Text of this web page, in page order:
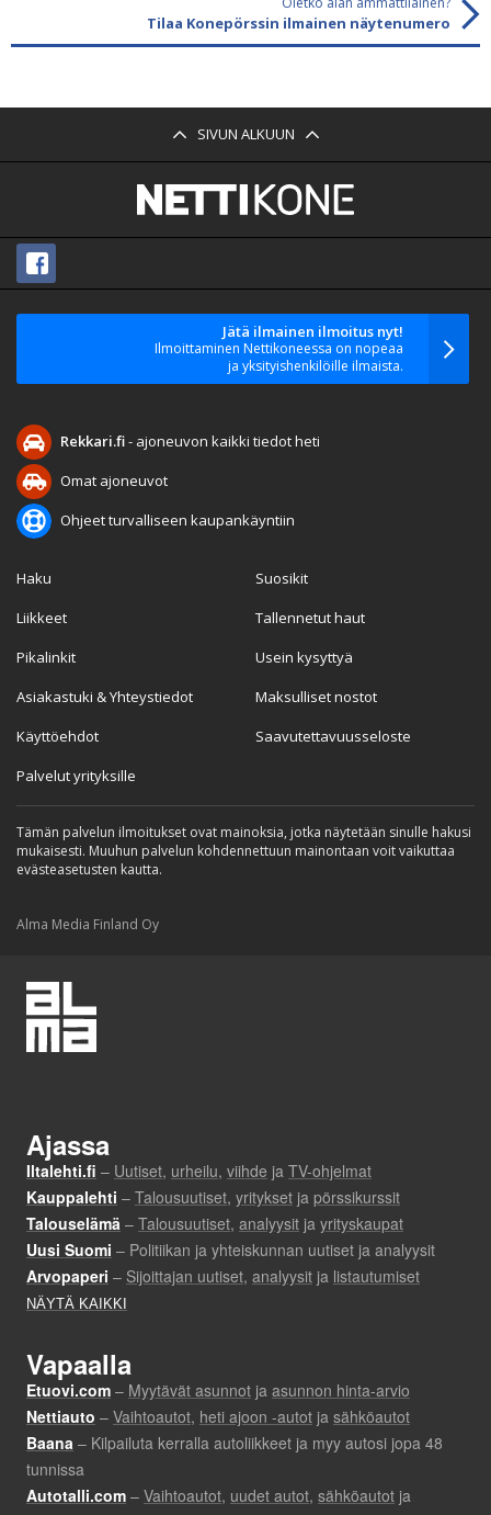
Tilaa Konepörssin ilmainen näytenumero
SIVUN ALKUUN
Jätä ilmainen ilmoitus nyt!
Ilmoittaminen Nettikoneessa on nopeaa
ja yksityishenkilöille ilmaista.
Rekkari.fi- ajoneuvon kaikki tiedot heti
Omat ajoneuvot
Ohjeet turvalliseen kaupankäyntiin
Haku
Liikkeet
Pikalinkit
Asiakastuki & Yhteystiedot
Käyttöehdot
Palvelut yrityksille
Suosikit
Tallennetut haut
Usein kysyttyä
Maksulliset nostot
Saavutettavuusseloste
Tämän palvelun ilmoitukset ovat mainoksia, jotka näytetään sinulle hakusi
mukaisesti. Muuhun palvelun kohdennettuun mainontaan voit vaikuttaa
evästeasetusten kautta.
Alma Media Finland Oy